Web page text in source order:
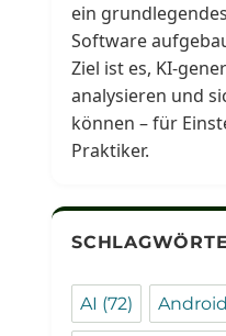
ein
Software
Ziel ist es, KI-
analysieren und
können – für
Praktiker.
AI (72) Android